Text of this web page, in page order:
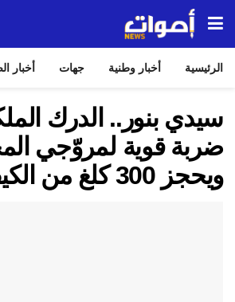
الرئيسية أخبار وطنية جهات أخبار
سيدي بنور.. الدرك
ضربة قوية لمروّجي
ويحجز 300 كلغ من الكيف